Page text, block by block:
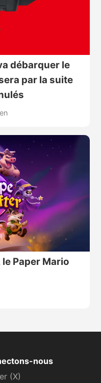
débarquer le
par la suite
Paper Mario
nous
(X)